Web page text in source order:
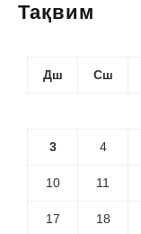
Тақвим
Дш Сш
3 4
10 11
17 18